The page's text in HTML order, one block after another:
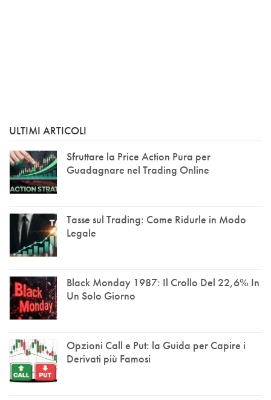
ULTIMI ARTICOLI
Sfruttare la Price Action Pura per
Guadagnare nel Trading Online
Tasse sul Trading: Come Ridurle in Modo
Legale
Black Monday 1987: Il Crollo Del 22,6% In
Un Solo Giorno
Opzioni Call e Put: la Guida per Capire i
Derivati più Famosi